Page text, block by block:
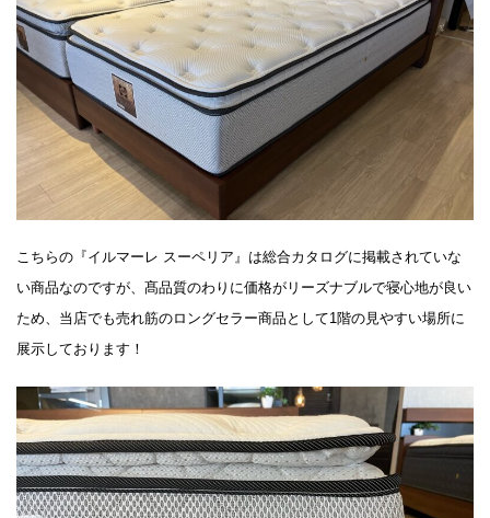
こちらの『イルマーレ スーペリア』は総合カタログに掲載されていな
い商品なのですが、髙品質のわりに価格がリーズナブルで寝心地が良い
ため、当店でも売れ筋のロングセラー商品として1階の見やすい場所に
展示しております！